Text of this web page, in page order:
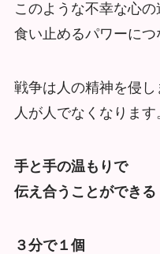
このような不幸な心
食い止めるパワーにつ
戦争は人の精神を侵し
人が人でなくなります
手と手の温もりで
伝え合うことができる
３分で１個